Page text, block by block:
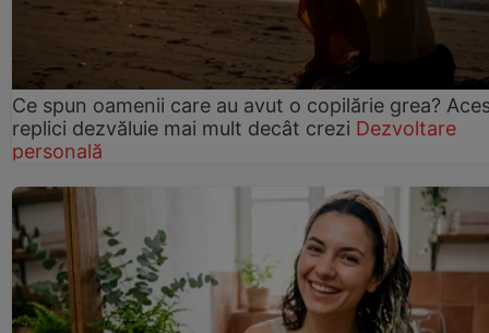
Ce spun oamenii care au avut o copilărie grea?
replici dezvăluie mai mult decât crezi Dezvoltare
personală